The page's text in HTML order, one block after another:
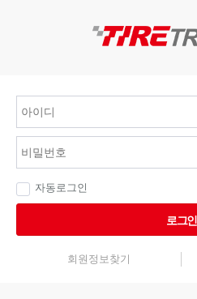
자동로그인
로그인
회원정보찾기